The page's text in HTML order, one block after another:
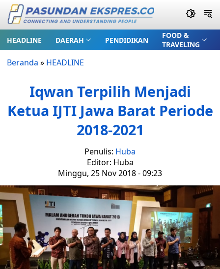
HEADLINE DAERAH PENDIDIKAN
FOOD &
TRAVELING
Beranda » HEADLINE
Iqwan Terpilih Menjadi
Ketua IJTI Jawa Barat Periode
2018-2021
Penulis: Huba
Editor: Huba
Minggu, 25 Nov 2018 - 09:23